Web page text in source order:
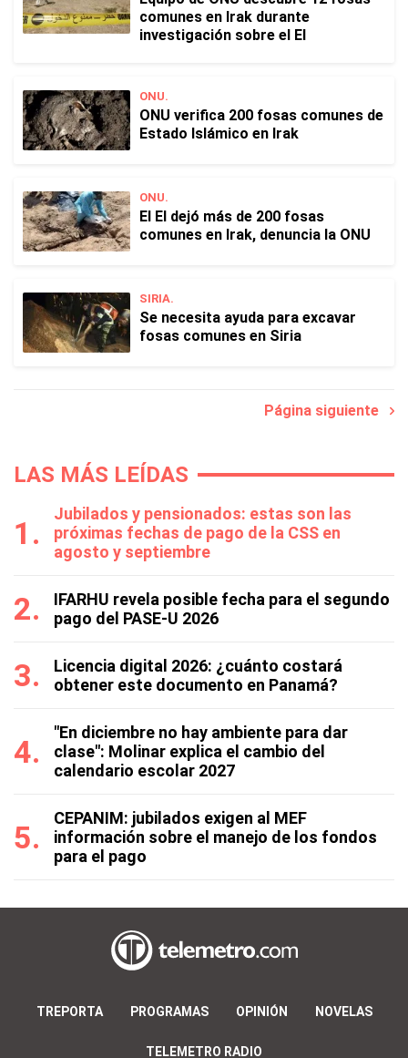
comunes en Irak durante
investigación sobre el EI
ONU.
ONU verifica 200 fosas comunes de
Estado Islámico en Irak
ONU.
El EI dejó más de 200 fosas
comunes en Irak, denuncia la ONU
SIRIA.
Se necesita ayuda para excavar
fosas comunes en Siria
Página siguiente
LAS MÁS LEÍDAS
Jubilados y pensionados: estas son las
próximas fechas de pago de la CSS en
agosto y septiembre
IFARHU revela posible fecha para el segundo
pago del PASE-U 2026
Licencia digital 2026: ¿cuánto costará
obtener este documento en Panamá?
"En diciembre no hay ambiente para dar
clase": Molinar explica el cambio del
calendario escolar 2027
CEPANIM: jubilados exigen al MEF
información sobre el manejo de los fondos
para el pago
TREPORTA PROGRAMAS OPINIÓN NOVELAS
TELEMETRO RADIO